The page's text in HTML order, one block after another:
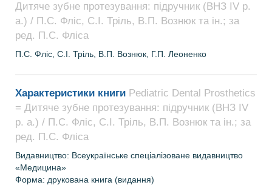
Дитяче зубне протезування: підручник (ВНЗ ІV р.
а.) / П.С. Фліс, С.І. Тріль, В.П. Вознюк та ін.; за
ред. П.С. Фліса
П.С. Фліс, С.І. Тріль, В.П. Вознюк, Г.П. Леоненко
Характеристики книги Pediatric Dental Prosthetics
= Дитяче зубне протезування: підручник (ВНЗ ІV
р. а.) / П.С. Фліс, С.І. Тріль, В.П. Вознюк та ін.; за
ред. П.С. Фліса
Видавництво: Всеукраїнське спеціалізоване видавництво
«Медицина»
Форма: друкована книга (видання)